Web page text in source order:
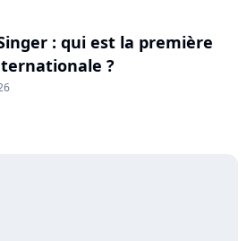
: qui est la première
?